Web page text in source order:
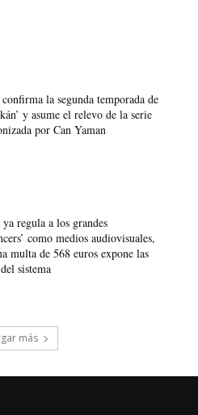
la segunda temporada de
y asume el relevo de la serie
por Can Yaman
ya regula a los grandes
como medios audiovisuales,
multa de 568 euros expone las
sistema
más